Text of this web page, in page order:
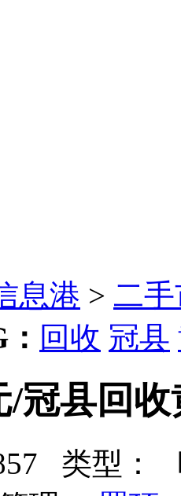
息港 > 二
回收 冠县
/冠县回
类型：